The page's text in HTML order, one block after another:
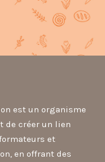
est un organisme
de créer un lien
et
en offrant des